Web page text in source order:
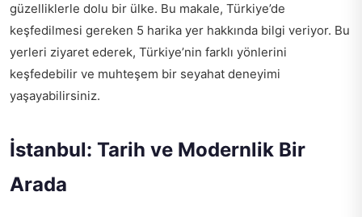
güzelliklerle dolu bir ülke. Bu makale, Türkiye’de
keşfedilmesi gereken 5 harika yer hakkında bilgi veriyor. Bu
yerleri ziyaret ederek, Türkiye’nin farklı yönlerini
keşfedebilir ve muhteşem bir seyahat deneyimi
yaşayabilirsiniz.
İstanbul: Tarih ve Modernlik Bir
Arada